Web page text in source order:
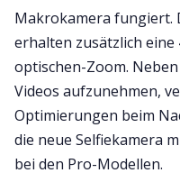
Makrokamera fungiert.
erhalten zusätzlich
optischen-Zoom.
Videos aufzunehmen,
Optimierungen beim
die neue Selfiekamera
bei den Pro-Modellen.